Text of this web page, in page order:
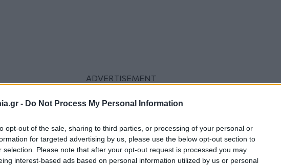
- Do Not Process My Personal Information
opt-out of the sale, sharing to third parties, or processing of your personal or
for targeted advertising by us, please use the below opt-out section to
selection. Please note that after your opt-out request is processed you may
interest-based ads based on personal information utilized by us or personal